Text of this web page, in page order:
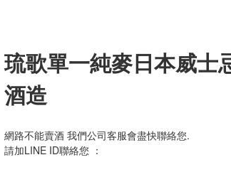
琉歌單一純麥日本威士
酒造
網路不能賣酒 我們公司客服會盡快聯絡您.
請加LINE ID聯絡您 ：